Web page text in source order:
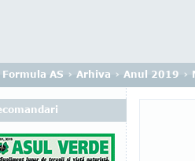
Formula AS › Arhiva › Anul 2019 ›